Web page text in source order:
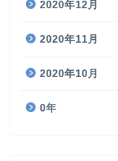
2020年12月
2020年11月
2020年10月
0年